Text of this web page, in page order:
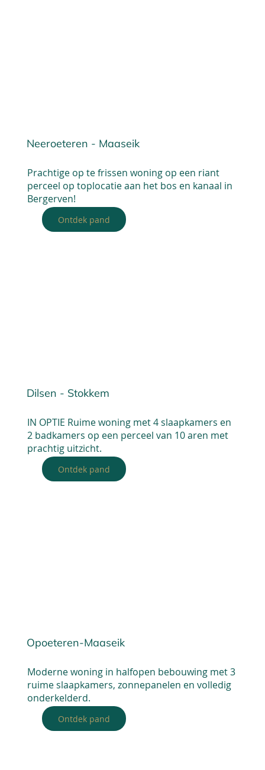
Neeroeteren - Maaseik
Prachtige op te frissen woning op een riant
perceel op toplocatie aan het bos en kanaal in
Bergerven!
Ontdek pand
Dilsen - Stokkem
IN OPTIE Ruime woning met 4 slaapkamers en
2 badkamers op een perceel van 10 aren met
prachtig uitzicht.
Ontdek pand
Opoeteren-Maaseik
Moderne woning in halfopen bebouwing met 3
ruime slaapkamers, zonnepanelen en volledig
onderkelderd.
Ontdek pand